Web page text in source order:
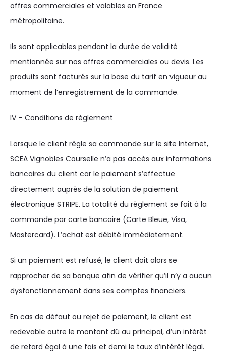
offres commerciales et valables en France
métropolitaine.
Ils sont applicables pendant la durée de validité
mentionnée sur nos offres commerciales ou devis. Les
produits sont facturés sur la base du tarif en vigueur au
moment de l’enregistrement de la commande.
IV – Conditions de règlement
Lorsque le client règle sa commande sur le site Internet,
SCEA Vignobles Courselle n’a pas accès aux informations
bancaires du client car le paiement s’effectue
directement auprès de la solution de paiement
électronique STRIPE. La totalité du règlement se fait à la
commande par carte bancaire (Carte Bleue, Visa,
Mastercard). L’achat est débité immédiatement.
Si un paiement est refusé, le client doit alors se
rapprocher de sa banque afin de vérifier qu’il n’y a aucun
dysfonctionnement dans ses comptes financiers.
En cas de défaut ou rejet de paiement, le client est
redevable outre le montant dû au principal, d’un intérêt
de retard égal à une fois et demi le taux d’intérêt légal.